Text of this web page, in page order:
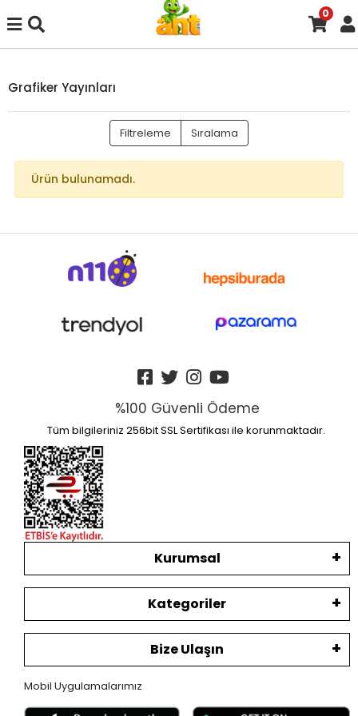
0
Grafiker Yayınları
Filtreleme Sıralama
Ürün bulunamadı.
%100 Güvenli Ödeme
Tüm bilgileriniz 256bit SSL Sertifikası ile korunmaktadır.
Kurumsal
Kategoriler
Bize Ulaşın
Mobil Uygulamalarımız